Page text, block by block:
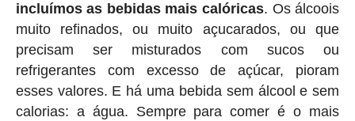
incluímos as bebidas mais calóricas. Os álcoois
muito refinados, ou muito açucarados, ou que
precisam ser misturados com sucos ou
refrigerantes com excesso de açúcar, pioram
esses valores. E há uma bebida sem álcool e sem
calorias: a água. Sempre para comer é o mais